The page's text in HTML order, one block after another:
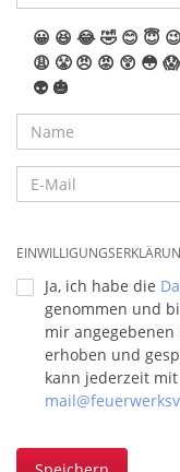
😀 😆 😂🤣 😊 😇 😉
😩 😤 😠 😡 😲 😳 😱
👽 🎃
Ja, ich habe die
genommen und
mir
erhoben und
kann jederzeit